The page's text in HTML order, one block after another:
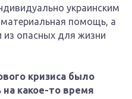
украинским
помощь, а
опасных для жизни
кризиса было
какое-то время